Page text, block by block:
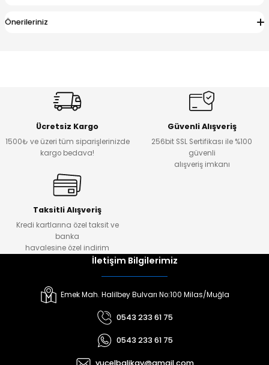
Önerileriniz
Ücretsiz Kargo
1500₺ ve üzeri tüm siparişlerinizde
kargo bedava!
Güvenli Alışveriş
256bit SSL Sertifikası ile %100
güvenli
alışveriş imkanı
Taksitli Alışveriş
Kredi kartlarına özel taksit ve
banka
havalesine özel indirim
İletişim Bilgilerimiz
Emek Mah. Halilbey Bulvarı No:100 Milas/Muğla
0543 233 61 75
0543 233 61 75
yucelbalikav@gmail.com